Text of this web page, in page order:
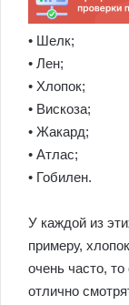
• Шелк;
• Лен;
• Хлопок;
• Вискоза;
• Жакард;
• Атлас;
• Гобилен.
У каждой из
примеру,
очень часто,
отлично